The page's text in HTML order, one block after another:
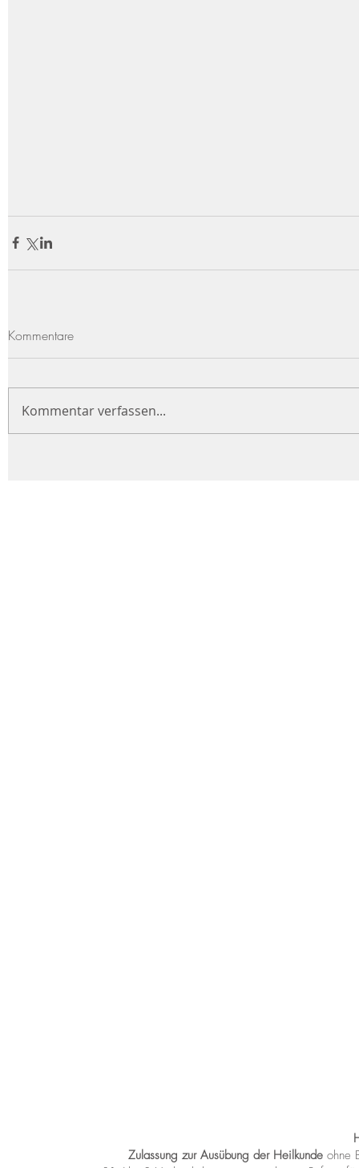
Kommentare
Kommentar verfassen...
Zulassung zur Ausübung der Heilkunde ohne